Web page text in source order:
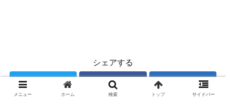
シェアする
Facebook
メニュー ホーム 検索 トップ サイドバー